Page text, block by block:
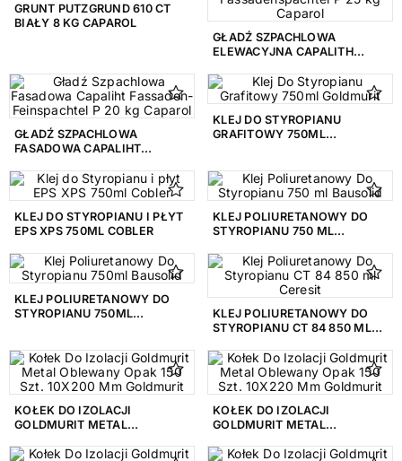
GRUNT PUTZGRUND 610 CT
BIAŁY 8 KG CAPAROL
GŁADŹ SZPACHLOWA
ELEWACYJNA CAPALITH
CAPAROL
GŁADŹ SZPACHLOWA
FASADOWA CAPALIHT
20 KG CAPAROL
KLEJ DO STYROPIANU
GRAFITOWY 750ML
KLEJ DO STYROPIANU I PŁYT
EPS XPS 750ML COBLER
KLEJ POLIURETANOWY DO
STYROPIANU 750 ML
KLEJ POLIURETANOWY DO
STYROPIANU 750ML
KLEJ POLIURETANOWY DO
STYROPIANU CT 84 850 ML
KOŁEK DO IZOLACJI
GOLDMURIT METAL
10X200 MM GOLDMURIT
KOŁEK DO IZOLACJI
GOLDMURIT METAL
10X220 MM GOLDMURIT